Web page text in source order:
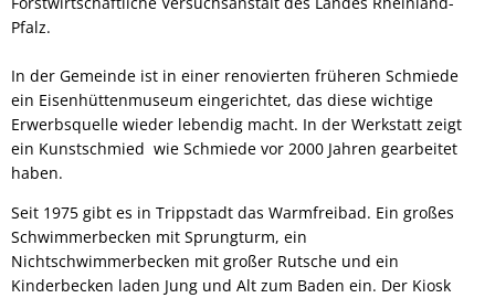
Pfalz.
In der Gemeinde ist in einer renovierten früheren Schmiede
ein Eisenhüttenmuseum eingerichtet, das diese wichtige
Erwerbsquelle wieder lebendig macht. In der Werkstatt zeigt
ein Kunstschmied wie Schmiede vor 2000 Jahren gearbeitet
haben.
Seit 1975 gibt es in Trippstadt das Warmfreibad. Ein großes
Schwimmerbecken mit Sprungturm, ein
Nichtschwimmerbecken mit großer Rutsche und ein
Kinderbecken laden Jung und Alt zum Baden ein. Der Kiosk